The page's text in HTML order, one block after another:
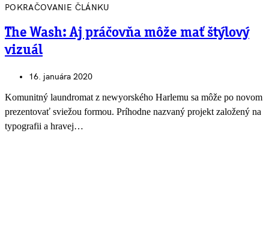
POKRAČOVANIE ČLÁNKU
The Wash: Aj práčovňa môže mať štýlový
vizuál
16. januára 2020
Komunitný laundromat z newyorského Harlemu sa môže po novom
prezentovať sviežou formou. Príhodne nazvaný projekt založený na
typografii a hravej…